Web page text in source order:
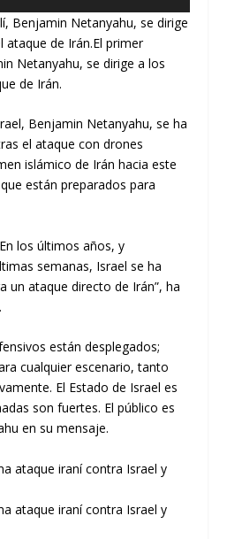
Benjamin Netanyahu, se dirige
ataque de Irán.El primer
Netanyahu, se dirige a los
de Irán.
Benjamin Netanyahu, se ha
el ataque con drones
islámico de Irán hacia este
están preparados para
los últimos años, y
semanas, Israel se ha
un ataque directo de Irán”, ha
están desplegados;
cualquier escenario, tanto
El Estado de Israel es
son fuertes. El público es
en su mensaje.
ataque iraní contra Israel y
ataque iraní contra Israel y